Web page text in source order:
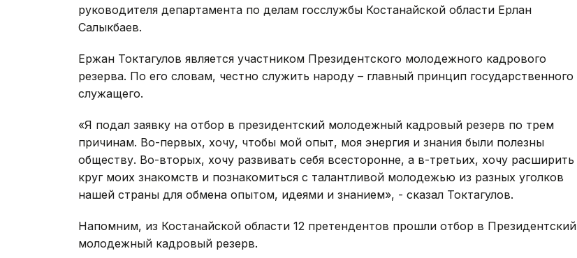
руководителя департамента по делам госслужбы Костанайской области Ерлан
Салыкбаев.
Ержан Токтагулов является участником Президентского молодежного кадрового
резерва. По его словам, честно служить народу – главный принцип государственного
служащего.
«Я подал заявку на отбор в президентский молодежный кадровый резерв по трем
причинам. Во-первых, хочу, чтобы мой опыт, моя энергия и знания были полезны
обществу. Во-вторых, хочу развивать себя всесторонне, а в-третьих, хочу расширить
круг моих знакомств и познакомиться с талантливой молодежью из разных уголков
нашей страны для обмена опытом, идеями и знанием», - сказал Токтагулов.
Напомним, из Костанайской области 12 претендентов прошли отбор в Президентский
молодежный кадровый резерв.